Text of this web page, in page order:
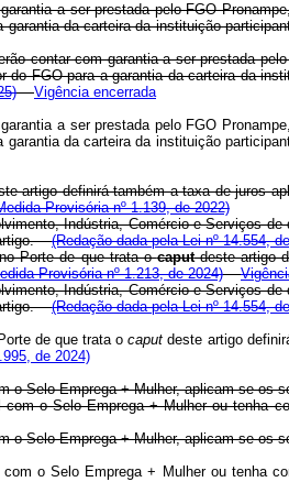
a ser prestada pelo FGO
da carteira da instituição
contar com garantia a ser prestada
FGO para a garantia da carteira da
Vigência encerrada
a ser prestada pelo FGO
da carteira da instituição
artigo definirá também a taxa de juros
Provisória nº 1.139, de 2022)
Indústria, Comércio e Serviços
(Redação dada pela Lei nº 14.554,
Porte de que trata ocaputdeste artigo
Provisória nº 1.213, de 2024)
Indústria, Comércio e Serviços
(Redação dada pela Lei nº 14.554,
de que trata ocaput deste artigo
de 2024)
o Selo Emprega + Mulher, aplicam-se
o Selo Emprega + Mulher ou tenha
o Selo Emprega + Mulher, aplicam-se
o Selo Emprega + Mulher ou tenha